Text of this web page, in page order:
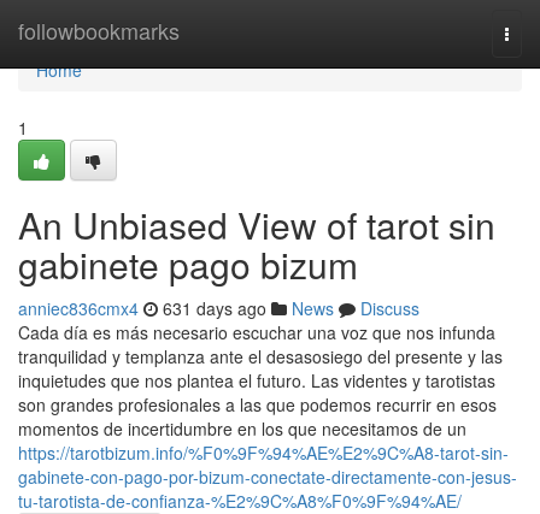
followbookmarks
Home
Home
1
An Unbiased View of tarot sin
gabinete pago bizum
anniec836cmx4 631 days ago News
Discuss
Cada día es más necesario escuchar una voz que nos infunda
tranquilidad y templanza ante el desasosiego del presente y las
inquietudes que nos plantea el futuro. Las videntes y tarotistas
son grandes profesionales a las que podemos recurrir en esos
momentos de incertidumbre en los que necesitamos de un
https://tarotbizum.info/%F0%9F%94%AE%E2%9C%A8-tarot-sin-
gabinete-con-pago-por-bizum-conectate-directamente-con-jesus-
tu-tarotista-de-confianza-%E2%9C%A8%F0%9F%94%AE/